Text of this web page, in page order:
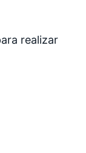
realizar